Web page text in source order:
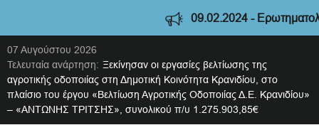
09.02.2024 - Ερωτηματολόγιο
07 Αυγούστου 2026
Τελευταία ανάρτηση: Ξεκίνησαν οι εργασίες βελτίωσης της
αγροτικής οδοποιίας στη Δημοτική Κοινότητα Κρανιδίου, στο
πλαίσιο του έργου «Βελτίωση Αγροτικής Οδοποιίας Δ.Ε. Κρανιδίου»
– «ΑΝΤΩΝΗΣ ΤΡΙΤΣΗΣ», συνολικού π/υ 1.275.903,85€